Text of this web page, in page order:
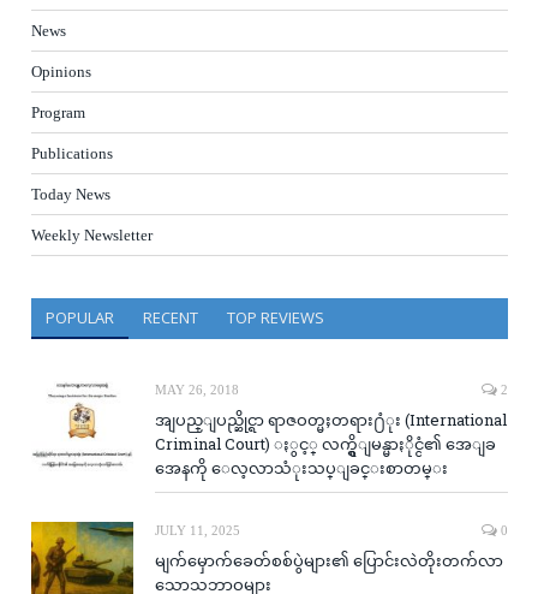
News
Opinions
Program
Publications
Today News
Weekly Newsletter
POPULAR RECENT TOP REVIEWS
MAY 26, 2018 2
အျပည္ျပည္ဆိုင္ရာ ရာဇဝတ္မႈတရား႐ံုး (International
Criminal Court) ႏွင့္ လက္ရွိျမန္မာႏိုင္ငံ၏ အေျခ
အေနကို ေလ့လာသံုးသပ္ျခင္းစာတမ္း
JULY 11, 2025 0
မျက်မှောက်ခေတ်စစ်ပွဲများ၏ ပြောင်းလဲတိုးတက်လာ
သောသဘာဝများ